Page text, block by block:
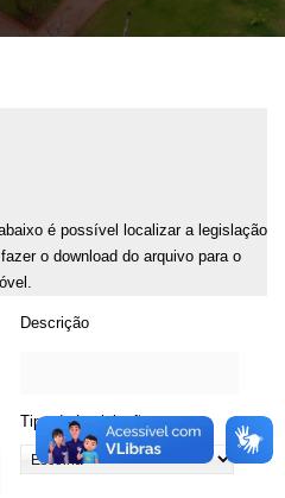
é possível localizar a legislação
o download do arquivo para o
Descrição
Tipo de Legislação